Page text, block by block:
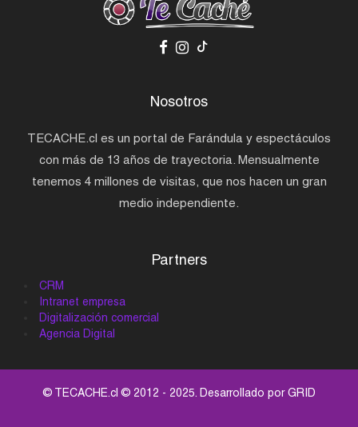
Nosotros
TECACHE.cl es un portal de Farándula y espectáculos
con más de 13 años de trayectoria. Mensualmente
tenemos 4 millones de visitas, que nos hacen un gran
medio independiente.
Partners
CRM
Intranet empresa
Digitalización comercial
Agencia Digital
© TECACHE.cl © 2012 - 2025. Desarrollado porGRID